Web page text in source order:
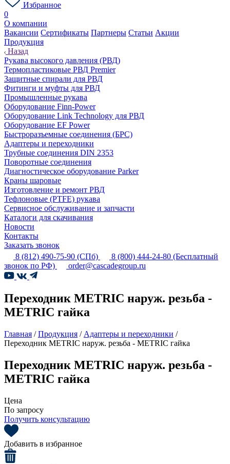
Избранное
0
О компании
Вакансии Сертификаты Партнеры Статьи Акции
Продукция
Назад
Рукава высокого давления (РВД)
Термопластиковые РВД Premier
Защитные спирали для РВД
Фитинги и муфты для РВД
Промышленные рукава
Оборудование Finn-Power
Оборудование Link Technology для РВД
Оборудование EF Power
Быстроразъемные соединения (БРС)
Адаптеры и переходники
Трубные соединения DIN 2353
Поворотные соединения
Диагностическое оборудование Parker
Краны шаровые
Изготовление и ремонт РВД
Тефлоновые (PTFE) рукава
Сервисное обслуживание и запчасти
Каталоги для скачивания
Новости
Контакты
Заказать звонок
8 (812) 490-75-90 (СПб) 8 (800) 444-24-80 (Бесплатный
звонок по РФ)
order@cascadegroup.ru
Переходник METRIC наруж. резьба -
METRIC гайка
Главная /Продукция / Адаптеры и переходники /
Переходник METRIC наруж. резьба - METRIC гайка
Переходник METRIC наруж. резьба -
METRIC гайка
Цена
По запросу
Получить консультацию
Добавить в избранное